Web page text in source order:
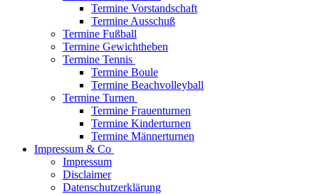
Termine Vorstandschaft
Termine Ausschuß
Termine Fußball
Termine Gewichtheben
Termine Tennis
Termine Boule
Termine Beachvolleyball
Termine Turnen
Termine Frauenturnen
Termine Kinderturnen
Termine Männerturnen
Impressum & Co
Impressum
Disclaimer
Datenschutzerklärung